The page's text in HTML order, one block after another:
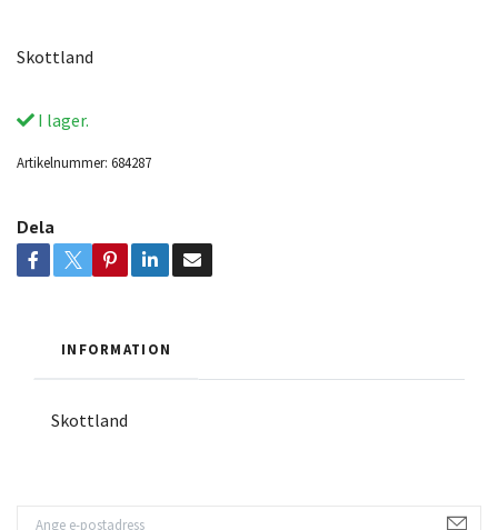
Skottland
I lager.
Artikelnummer: 684287
Dela
INFORMATION
Skottland